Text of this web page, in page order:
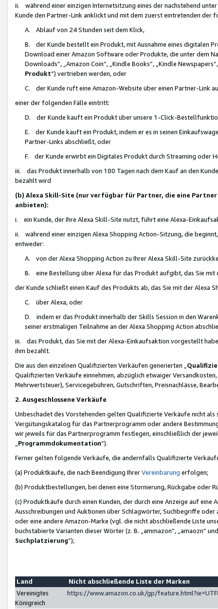
ii. während einer einzigen Internetsitzung eines der nachstehend
Kunde den Partner-Link anklickt und mit dem zuerst eintretenden der
A. Ablauf von 24 Stunden seit dem Klick,
B. der Kunde bestellt ein Produkt, mit Ausnahme eines digitalen
Download einer Amazon Software oder Produkte, die unter dem
Downloads“, „Amazon Coin“, „Kindle Books“, „Kindle
Produkt“) vertrieben werden, oder
C. der Kunde ruft eine Amazon-Website über einen Partner-Link
einer der folgenden Fälle eintritt:
D. der Kunde kauft ein Produkt über unsere 1-Click-
E. der Kunde kauft ein Produkt, indem er es in seinen
Partner-Links abschließt, oder
F. der Kunde erwirbt ein Digitales Produkt durch Streaming oder
iii. das Produkt innerhalb von 180 Tagen nach dem Kauf an den
bezahlt wird
(b) Alexa Skill-Site (nur verfügbar für Partner, die eine
anbieten):
i. ein Kunde, der Ihre Alexa Skill-Site nutzt, führt eine Alexa-
ii. während einer einzigen Alexa Shopping Action-Sitzung, die
entweder:
A. von der Alexa Shopping Action zu Ihrer Alexa Skill-Site
B. eine Bestellung über Alexa für das Produkt aufgibt, das Sie mit
der Kunde schließt einen Kauf des Produkts ab, das Sie mit der Alexa
C. über Alexa, oder
D. indem er das Produkt innerhalb der Skills Session in den
seiner erstmaligen Teilnahme an der Alexa Shopping Action
iii. das Produkt, das Sie mit der Alexa-Einkaufsaktion vorgestellt
ihm bezahlt.
Die aus den einzelnen Qualifizierten Verkäufen generierten „
Qualifizierten Verkäufe einnehmen, abzüglich etwaiger
Mehrwertsteuer), Servicegebühren, Gutschriften, Preisnachlässe,
2. Ausgeschlossene Verkäufe
Unbeschadet des Vorstehenden gelten Qualifizierte Verkäufe nicht
Vergütungskatalog für das Partnerprogramm oder andere
wir jeweils für das Partnerprogramm festlegen, einschließlich der
Programmdokumentation“).
Ferner gelten folgende Verkäufe, die andernfalls Qualifizierte
(a) Produktkäufe, die nach Beendigung IhrerVereinbarung erfolgen;
(b) Produktbestellungen, bei denen eine Stornierung, Rückgabe oder
(c) Produktkäufe durch einen Kunden, der durch eine Anzeige auf
Ausschreibungen und Auktionen über Schlagwörter, Suchbegriffe
oder eine andere Amazon-Marke (vgl. die nicht abschließende Liste
buchstabierte Varianten dieser Wörter (z. B. „ammazon“, „amaozn“
Suchplatzierung”);
Land
Nicht abschließende Liste der Marken
Vereinigtes
Königreich
https://www.amazon.co.uk/gp/